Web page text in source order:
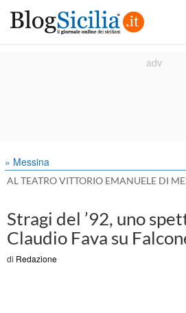
» Messina
AL TEATRO VITTORIO EMANUELE DI
Stragi del ’92, uno
Claudio Fava su
di Redazione